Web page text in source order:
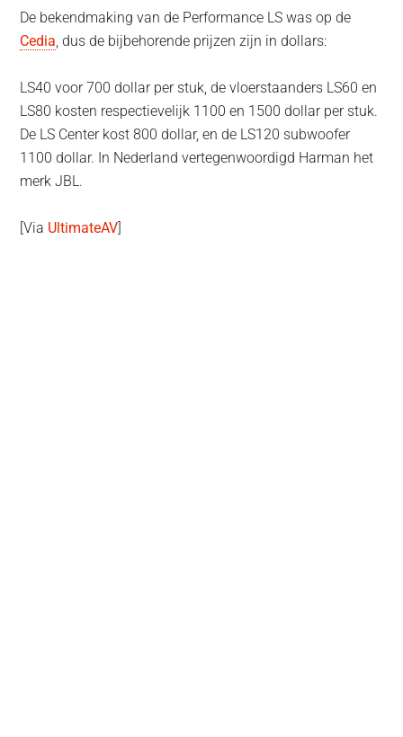
De bekendmaking van de Performance LS was op de
Cedia, dus de bijbehorende prijzen zijn in dollars:
LS40 voor 700 dollar per stuk, de vloerstaanders LS60 en
LS80 kosten respectievelijk 1100 en 1500 dollar per stuk.
De LS Center kost 800 dollar, en de LS120 subwoofer
1100 dollar. In Nederland vertegenwoordigd Harman het
merk JBL.
[Via UltimateAV